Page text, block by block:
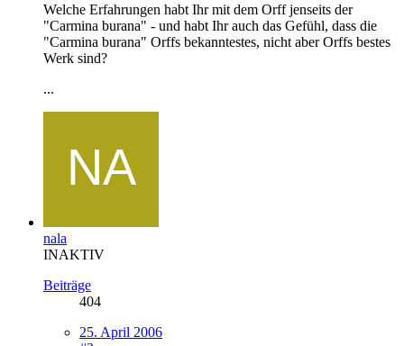
Welche Erfahrungen habt Ihr mit dem Orff jenseits der
"Carmina burana" - und habt Ihr auch das Gefühl, dass die
"Carmina burana" Orffs bekanntestes, nicht aber Orffs bestes
Werk sind?
...
nala
INAKTIV
Beiträge
404
25. April 2006